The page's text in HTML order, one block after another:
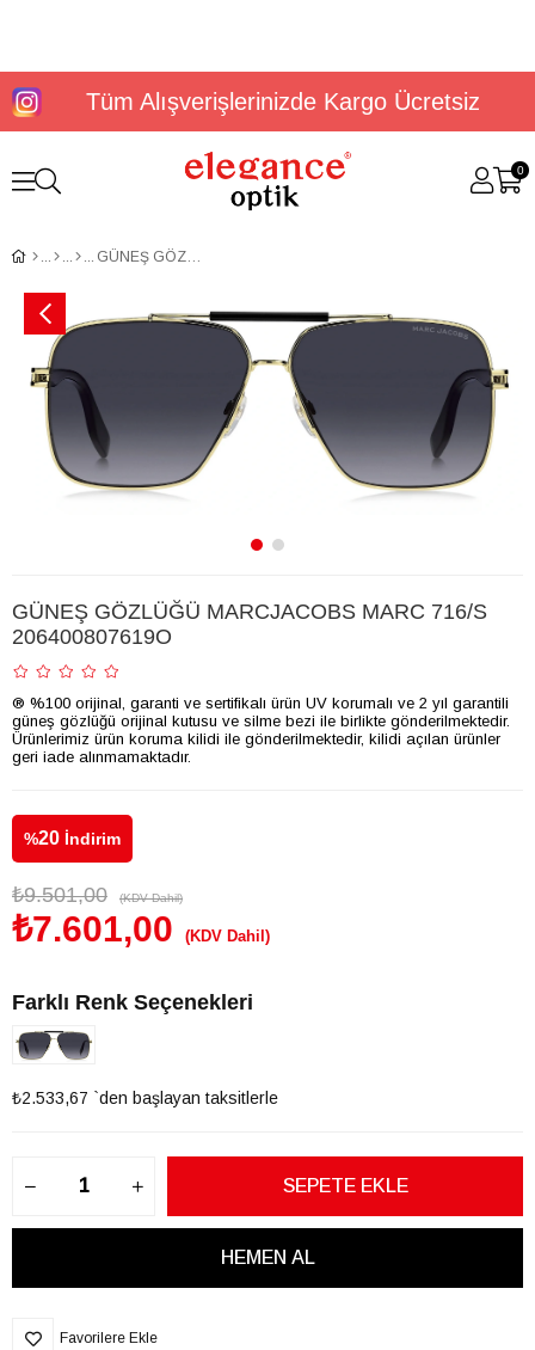
Tüm Alışverişlerinizde Kargo Ücretsiz
0
GÜNEŞ GÖZLÜĞÜ MARCJACOBS MARC 716/S 206400807619O
GÜNEŞ GÖZLÜĞÜ MARCJACOBS MARC 716/S
206400807619O
® %100 orijinal, garanti ve sertifikalı ürün UV korumalı ve 2 yıl garantili
güneş gözlüğü orijinal kutusu ve silme bezi ile birlikte gönderilmektedir.
Ürünlerimiz ürün koruma kilidi ile gönderilmektedir, kilidi açılan ürünler
geri iade alınmamaktadır.
%20 İndirim
₺9.501,00 (KDV Dahil)
₺7.601,00 (KDV Dahil)
Farklı Renk Seçenekleri
₺2.533,67 `den başlayan taksitlerle
Favorilere Ekle